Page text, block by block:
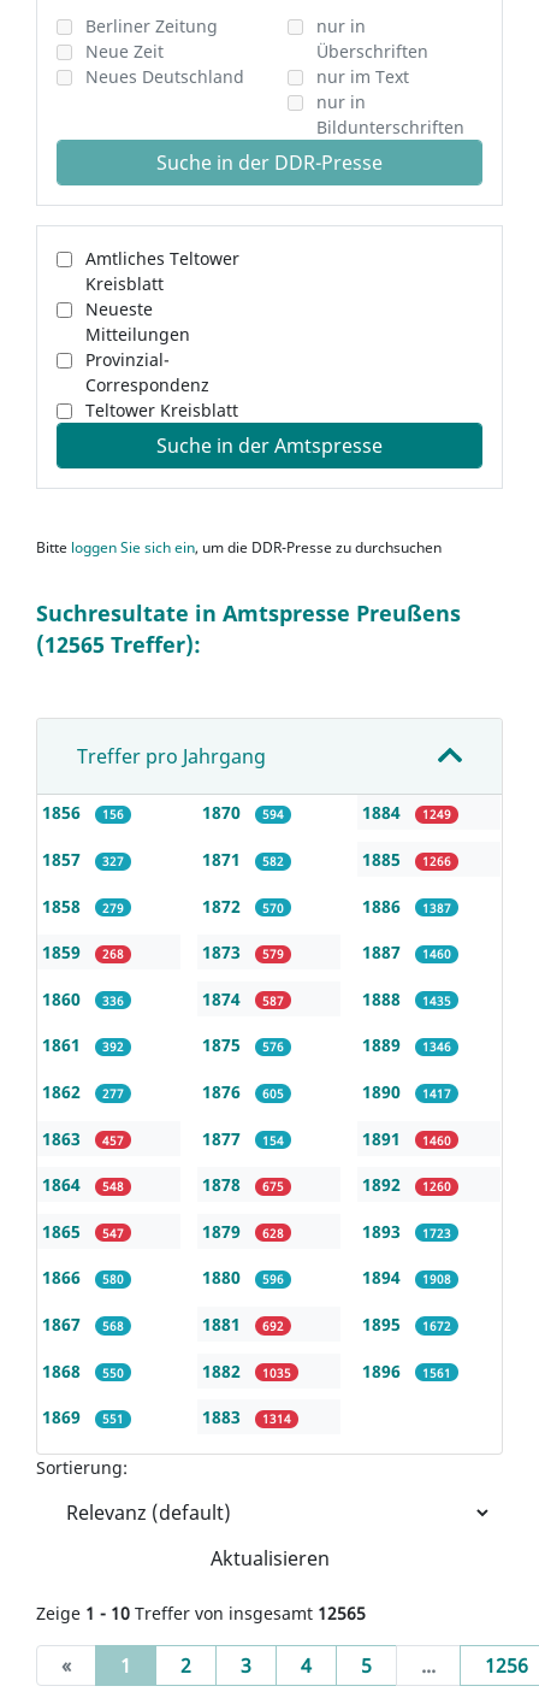
Berliner Zeitung
Neue Zeit
Neues Deutschland
nur in
Überschriften
nur im Text
nur in
Bildunterschriften
Suche in der DDR-Presse
Amtliches Teltower
Kreisblatt
Neueste
Mitteilungen
Provinzial-
Correspondenz
Teltower Kreisblatt
Suche in der Amtspresse
Bitte loggen Sie sich ein, um die DDR-Presse zu durchsuchen
Suchresultate in Amtspresse Preußens
(12565 Treffer):
Treffer pro Jahrgang
1856 156
1857 327
1858 279
1859 268
1860 336
1861 392
1862 277
1863 457
1864 548
1865 547
1866 580
1867 568
1868 550
1869 551
1870 594
1871 582
1872 570
1873 579
1874 587
1875 576
1876 605
1877 154
1878 675
1879 628
1880 596
1881 692
1882 1035
1883 1314
1884 1249
1885 1266
1886 1387
1887 1460
1888 1435
1889 1346
1890 1417
1891 1460
1892 1260
1893 1723
1894 1908
1895 1672
1896 1561
Sortierung:
Aktualisieren
Zeige 1 - 10 Treffer von insgesamt 12565
« 1 (current)
2 3 4 5 ... 1256